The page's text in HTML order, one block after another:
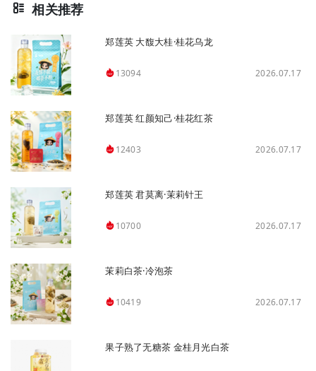
相关推荐
郑莲英 大馥大桂·桂花乌龙
13094 2026.07.17
郑莲英 红颜知己·桂花红茶
12403 2026.07.17
郑莲英 君莫离·茉莉针王
10700 2026.07.17
茉莉白茶·冷泡茶
10419 2026.07.17
果子熟了无糖茶 金桂月光白茶